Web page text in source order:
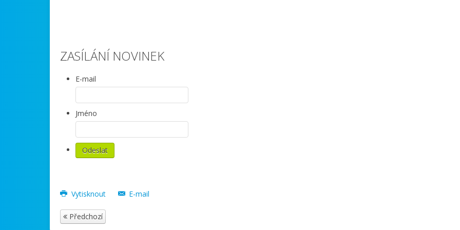
ZASÍLÁNÍ NOVINEK
E-mail
Jméno
Vytisknout E-mail
Předchozí